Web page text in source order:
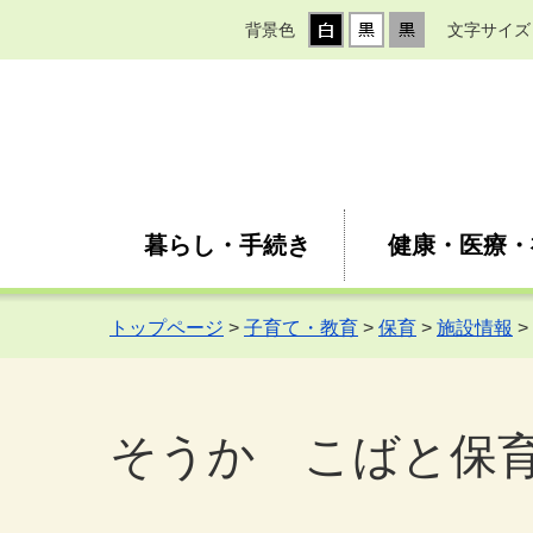
背景色 文字サイズ
暮らし・手続き 健康・医療
トップページ > 子育て・教育 > 保育 > 施設情報 >
そうか こばと保